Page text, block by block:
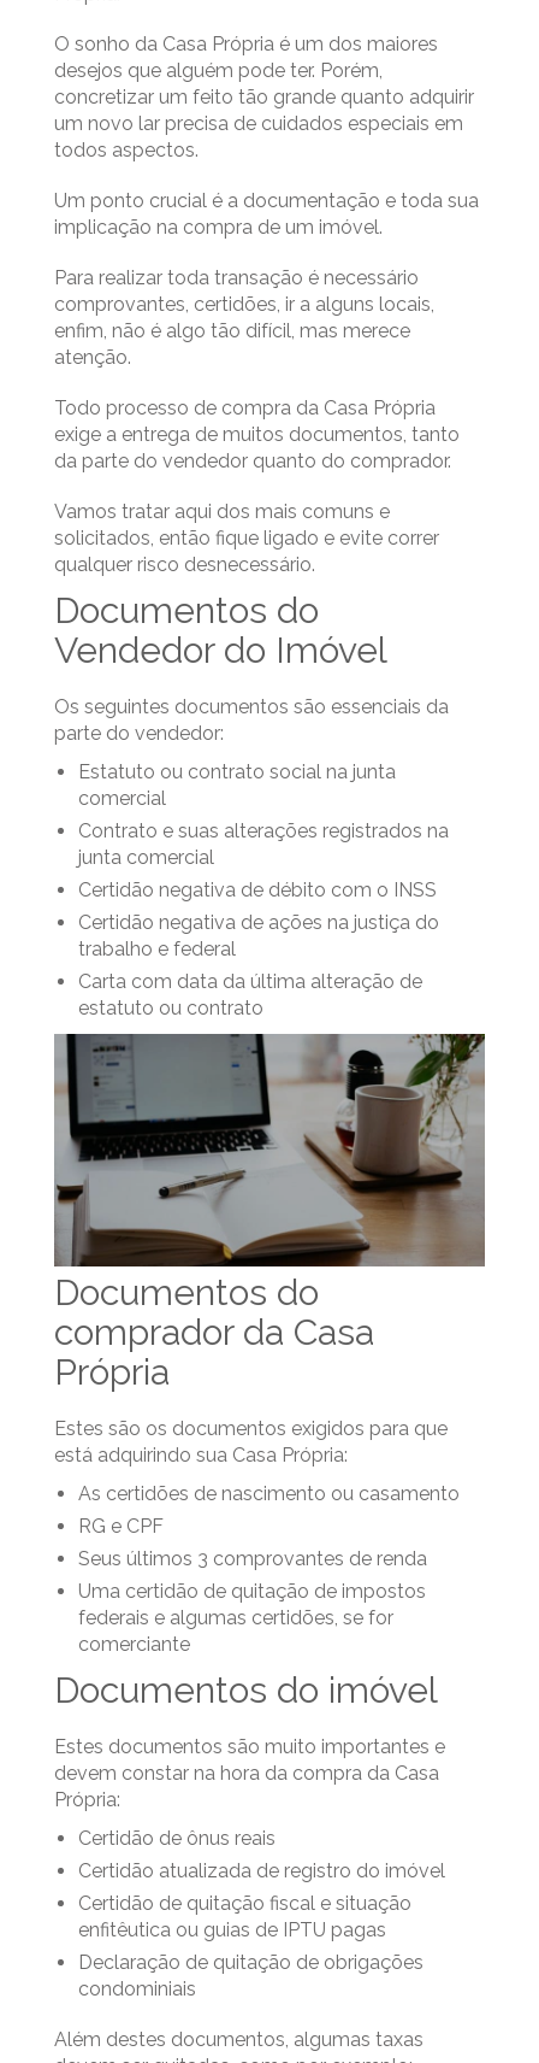
O sonho da Casa Própria é um dos maiores
desejos que alguém pode ter. Porém,
concretizar um feito tão grande quanto adquirir
um novo lar precisa de cuidados especiais em
todos aspectos.
Um ponto crucial é a documentação e toda sua
implicação na compra de um imóvel.
Para realizar toda transação é necessário
comprovantes, certidões, ir a alguns locais,
enfim, não é algo tão difícil, mas merece
atenção.
Todo processo de compra da Casa Própria
exige a entrega de muitos documentos, tanto
da parte do vendedor quanto do comprador.
Vamos tratar aqui dos mais comuns e
solicitados, então fique ligado e evite correr
qualquer risco desnecessário.
Documentos do
Vendedor do Imóvel
Os seguintes documentos são essenciais da
parte do vendedor:
Estatuto ou contrato social na junta
comercial
Contrato e suas alterações registrados na
junta comercial
Certidão negativa de débito com o INSS
Certidão negativa de ações na justiça do
trabalho e federal
Carta com data da última alteração de
estatuto ou contrato
Documentos do
comprador da Casa
Própria
Estes são os documentos exigidos para que
está adquirindo sua Casa Própria:
As certidões de nascimento ou casamento
RG e CPF
Seus últimos 3 comprovantes de renda
Uma certidão de quitação de impostos
federais e algumas certidões, se for
comerciante
Documentos do imóvel
Estes documentos são muito importantes e
devem constar na hora da compra da Casa
Própria:
Certidão de ônus reais
Certidão atualizada de registro do imóvel
Certidão de quitação fiscal e situação
enfitêutica ou guias de IPTU pagas
Declaração de quitação de obrigações
condominiais
Além destes documentos, algumas taxas